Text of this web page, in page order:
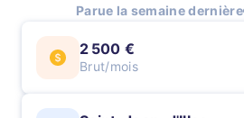
Parue la semaine dernière
2 500 €
Brut/mois